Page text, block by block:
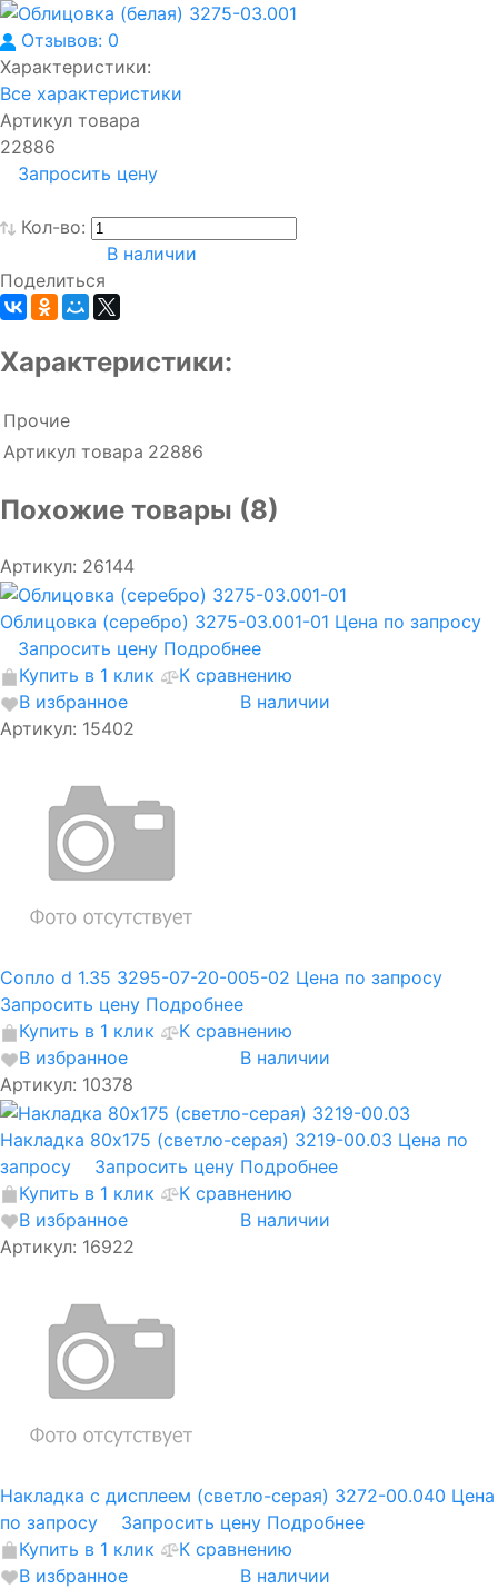
Отзывов: 0
Характеристики:
Все характеристики
Артикул товара
22886
Запросить цену
Кол-во:
В наличии
Поделиться
Характеристики:
Прочие
Артикул товара 22886
Похожие товары (8)
Артикул: 26144
Облицовка (серебро) 3275-03.001-01 Цена по запросу
Запросить цену Подробнее
Купить в 1 клик
К сравнению
В избранное
В наличии
Артикул: 15402
Сопло d 1.35 3295-07-20-005-02 Цена по запросу
Запросить цену Подробнее
Купить в 1 клик
К сравнению
В избранное
В наличии
Артикул: 10378
Накладка 80х175 (светло-серая) 3219-00.03 Цена по
запросу
Запросить цену Подробнее
Купить в 1 клик
К сравнению
В избранное
В наличии
Артикул: 16922
Накладка с дисплеем (светло-серая) 3272-00.040 Цена
по запросу
Запросить цену Подробнее
Купить в 1 клик
К сравнению
В избранное
В наличии